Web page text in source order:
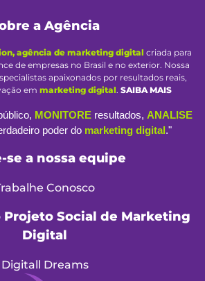
a Agência
agência de marketing digital criada para
de empresas no Brasil e no exterior. Nossa
apaixonados por resultados reais,
em marketing digital. SAIBA MAIS
MONITOREresultados, ANALISE
poder do marketing digital."
se a nossa equipe
Conosco
Projeto Social de Marketing
Digital
Digitall Dreams